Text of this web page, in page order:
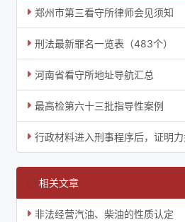
郑州市第三看守所律师会见须知
刑法最新罪名一览表（483个）
河南省看守所地址导航汇总
最高检第六十三批指导性案例
行政材料进入刑事程序后，证明
相关文章
非法经营汽油、柴油的性质认定